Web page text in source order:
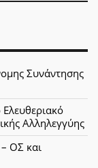
Συνάντησης
Αλληλεγγύης
ΟΣ και